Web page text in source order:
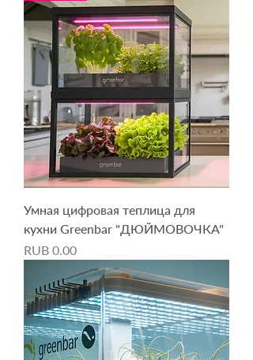
Умная цифровая теплица для
кухни Greenbar "ДЮЙМОВОЧКА"
Price
RUB 0.00